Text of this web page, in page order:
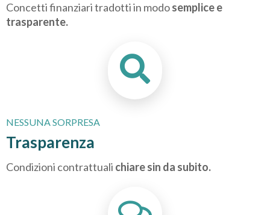
Concetti finanziari tradotti in modosemplice e
trasparente.
NESSUNA SORPRESA
Trasparenza
Condizioni contrattuali chiare sin da subito.